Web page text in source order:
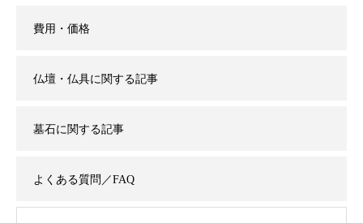
費用・価格
仏壇・仏具に関する記事
墓石に関する記事
よくある質問／FAQ